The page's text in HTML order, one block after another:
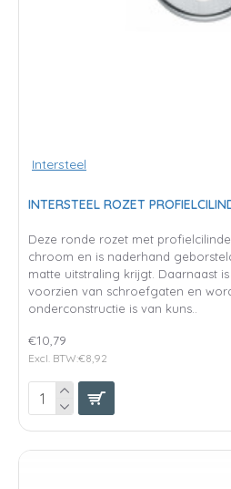
Intersteel
INTERSTEEL ROZET
Deze ronde rozet met
chroom en is naderhand
matte uitstraling krijgt. Daarnaast
voorzien van schroefgaten en
onderconstructie is van kuns..
€10,79
Excl. BTW:€8,92